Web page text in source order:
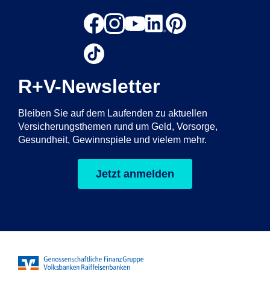
R+V-Newsletter
Bleiben Sie auf dem Laufenden zu aktuellen
Versicherungsthemen rund um Geld, Vorsorge,
Gesundheit, Gewinnspiele und vielem mehr.
Jetzt anmelden